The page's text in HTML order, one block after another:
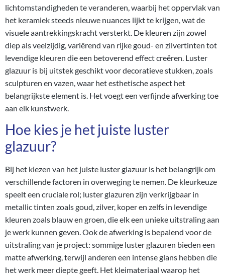
lichtomstandigheden te veranderen, waarbij het oppervlak van
het keramiek steeds nieuwe nuances lijkt te krijgen, wat de
visuele aantrekkingskracht versterkt. De kleuren zijn zowel
diep als veelzijdig, variërend van rijke goud- en zilvertinten tot
levendige kleuren die een betoverend effect creëren. Luster
glazuur is bij uitstek geschikt voor decoratieve stukken, zoals
sculpturen en vazen, waar het esthetische aspect het
belangrijkste element is. Het voegt een verfijnde afwerking toe
aan elk kunstwerk.
Hoe kies je het juiste luster
glazuur?
Bij het kiezen van het juiste luster glazuur is het belangrijk om
verschillende factoren in overweging te nemen. De kleurkeuze
speelt een cruciale rol; luster glazuren zijn verkrijgbaar in
metallic tinten zoals goud, zilver, koper en zelfs in levendige
kleuren zoals blauw en groen, die elk een unieke uitstraling aan
je werk kunnen geven. Ook de afwerking is bepalend voor de
uitstraling van je project: sommige luster glazuren bieden een
matte afwerking, terwijl anderen een intense glans hebben die
het werk meer diepte geeft. Het kleimateriaal waarop het